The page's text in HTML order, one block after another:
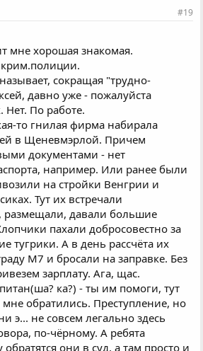
#19
мне хорошая знакомая.
крим.полиции.
сокращая "трудно-
давно уже - пожалуйста
Нет. По работе.
то гнилая фирма набирала
в Щеневмэрлой. Причем
документами - нет
например. Или ранее были
на стройки Венгрии и
Тут их встречали
давали большие
пахали добросовестно за
тугрики. А в день рассчёта их
М7 и бросали на заправке. Без
зарплату. Ага, щас.
ка?) - ты им помоги, тут
обратились. Преступление, но
э... не совсем легально здесь
по-чёрному. А ребята
они в суд, а там просто и